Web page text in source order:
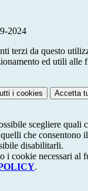
2024
terzi da questo
ed utili alle
i cookies Accetta
scegliere quali
che consentono
disabilitarli.
i cookie necessari al
.